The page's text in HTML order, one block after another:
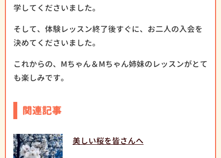
学してくださいました。
そして、体験レッスン終了後すぐに、お二人の入会を
決めてくださいました。
これからの、Mちゃん＆Mちゃん姉妹のレッスンがとて
も楽しみです。
関連記事
美しい桜を皆さんへ